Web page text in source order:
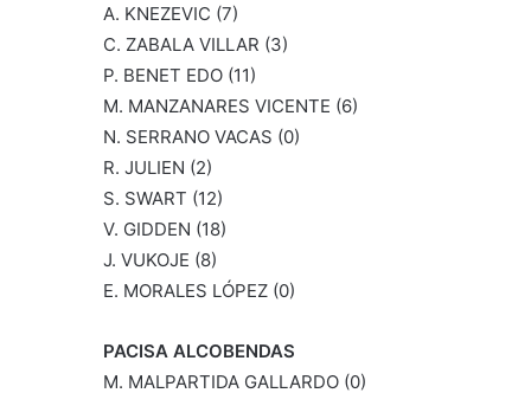
A. KNEZEVIC (7)
C. ZABALA VILLAR (3)
P. BENET EDO (11)
M. MANZANARES VICENTE (6)
N. SERRANO VACAS (0)
R. JULIEN (2)
S. SWART (12)
V. GIDDEN (18)
J. VUKOJE (8)
E. MORALES LÓPEZ (0)
PACISA ALCOBENDAS
M. MALPARTIDA GALLARDO (0)